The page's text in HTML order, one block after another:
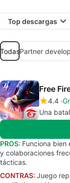
Top descargas
TodasPartner
Free
4.4
Una
PROS: Funciona bien
y colaboraciones
tácticas.
CONTRAS: Juego